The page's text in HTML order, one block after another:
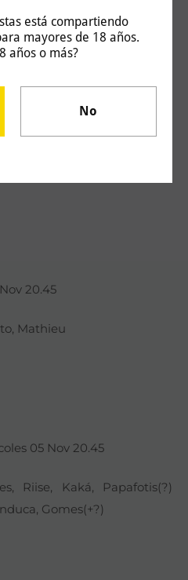
está compartiendo
mayores de 18 años.
años o más?
No
en casa a costa de los
P.P. G.F. G.C. PTS.
20.45
Mathieu
05 Nov 20.45
Riise, Kaká, Papafotis(?)
Gomes(+?)